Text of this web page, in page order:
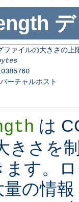
ファイルの大きさの上
ーチャルホスト
は
きさを
す。
の情